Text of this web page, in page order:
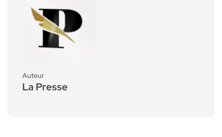
Auteur
La Presse